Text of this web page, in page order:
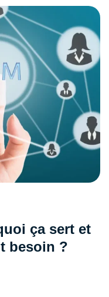
ça sert et
besoin ?